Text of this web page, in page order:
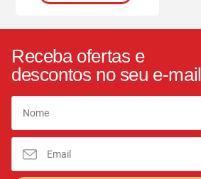
Receba ofertas e
descontos no seu e-mail